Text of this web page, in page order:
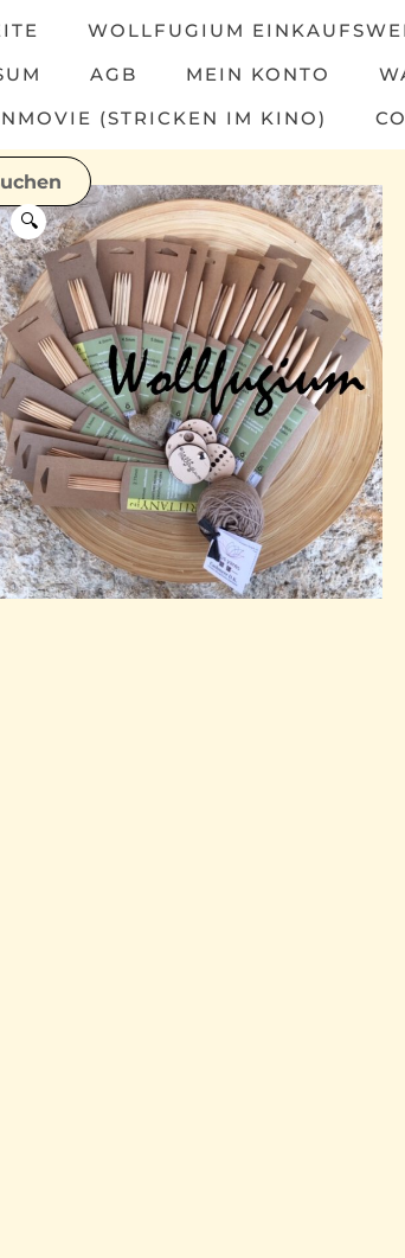
WOLLFUGIUM
AGB MEIN KONTO
(STRICKEN IM KINO)
🔍